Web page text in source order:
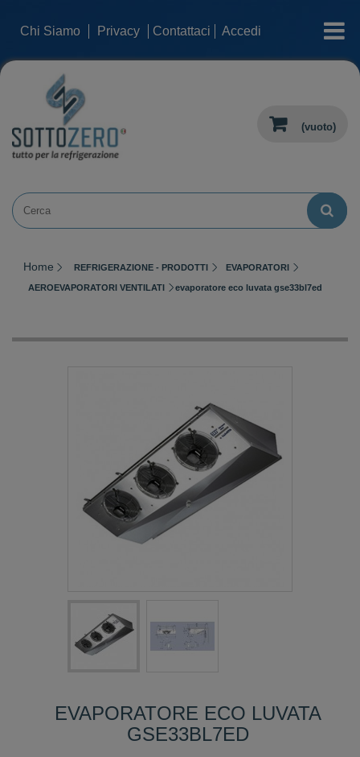
Chi Siamo Privacy Contattaci Accedi categorie
(vuoto)
Home REFRIGERAZIONE - PRODOTTI EVAPORATORI
AEROEVAPORATORI VENTILATI evaporatore eco luvata gse33bl7ed
EVAPORATORE ECO LUVATA
GSE33BL7ED